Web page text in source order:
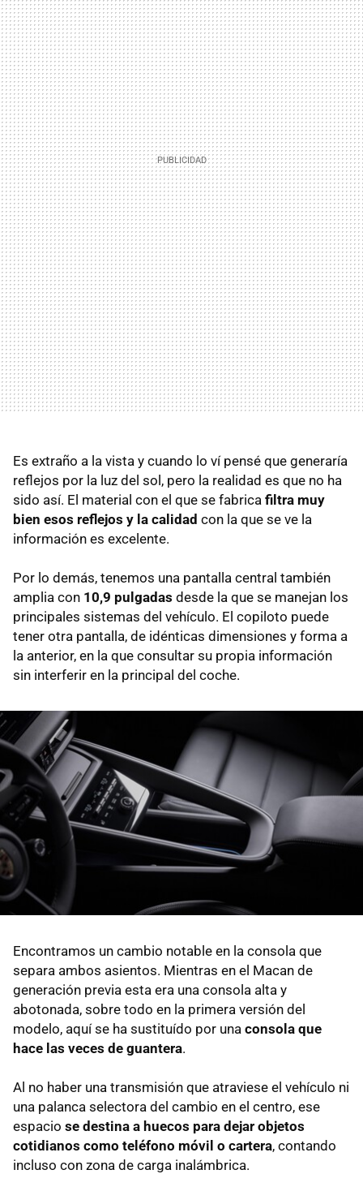
Es extraño a la vista y cuando lo ví pensé que generaría
reflejos por la luz del sol, pero la realidad es que no ha
sido así. El material con el que se fabrica filtra muy
bien esos reflejos y la calidad con la que se ve la
información es excelente.
Por lo demás, tenemos una pantalla central también
amplia con 10,9 pulgadas desde la que se manejan los
principales sistemas del vehículo. El copiloto puede
tener otra pantalla, de idénticas dimensiones y forma a
la anterior, en la que consultar su propia información
sin interferir en la principal del coche.
Encontramos un cambio notable en la consola que
separa ambos asientos. Mientras en el Macan de
generación previa esta era una consola alta y
abotonada, sobre todo en la primera versión del
modelo, aquí se ha sustituído por una consola que
hace las veces de guantera.
Al no haber una transmisión que atraviese el vehículo ni
una palanca selectora del cambio en el centro, ese
espacio se destina a huecos para dejar objetos
cotidianos como teléfono móvil o cartera, contando
incluso con zona de carga inalámbrica.